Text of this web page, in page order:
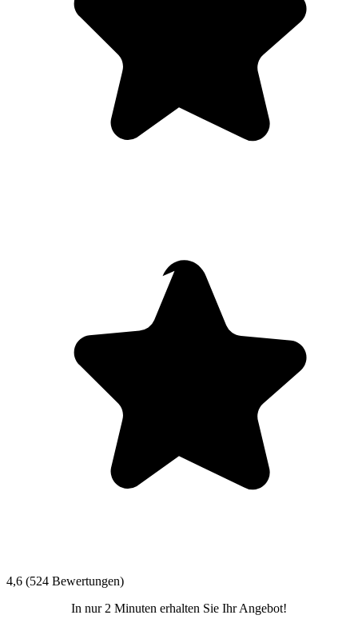
4,6 (524 Bewertungen)
In nur 2 Minuten erhalten Sie Ihr Angebot!